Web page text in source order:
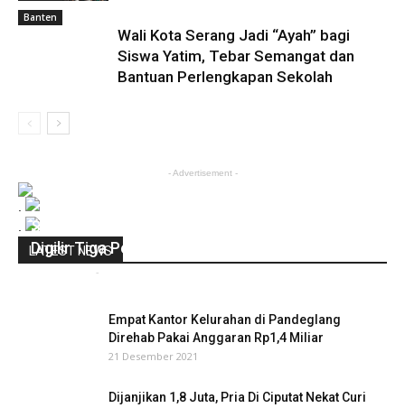
Banten
Wali Kota Serang Jadi “Ayah” bagi
Siswa Yatim, Tebar Semangat dan
Bantuan Perlengkapan Sekolah
- Advertisement -
LATEST NEWS
Seorang Gadis, Dicekoki Miras Sampai Mabuk
Digilir Tiga Pemuda
-
Empat Kantor Kelurahan di Pandeglang
Direhab Pakai Anggaran Rp1,4 Miliar
21 Desember 2021
Dijanjikan 1,8 Juta, Pria Di Ciputat Nekat Curi